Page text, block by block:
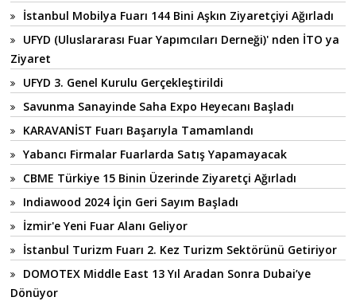
İstanbul Mobilya Fuarı 144 Bini Aşkın Ziyaretçiyi Ağırladı
UFYD (Uluslararası Fuar Yapımcıları Derneği)' nden İTO ya
Ziyaret
UFYD 3. Genel Kurulu Gerçekleştirildi
Savunma Sanayinde Saha Expo Heyecanı Başladı
KARAVANİST Fuarı Başarıyla Tamamlandı
Yabancı Firmalar Fuarlarda Satış Yapamayacak
CBME Türkiye 15 Binin Üzerinde Ziyaretçi Ağırladı
Indiawood 2024 İçin Geri Sayım Başladı
İzmir'e Yeni Fuar Alanı Geliyor
İstanbul Turizm Fuarı 2. Kez Turizm Sektörünü Getiriyor
DOMOTEX Middle East 13 Yıl Aradan Sonra Dubai’ye
Dönüyor